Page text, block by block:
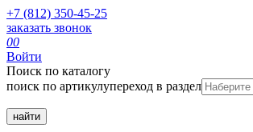
+7 (812) 350-45-25
заказать звонок
00
Войти
Поиск по каталогу
поиск по артикулупереход в раздел